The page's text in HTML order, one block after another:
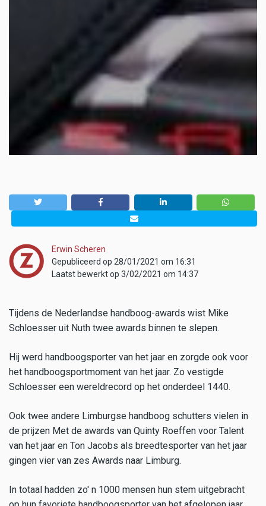
Erwin Scheren
Gepubliceerd op 28/01/2021 om 16:31
Laatst bewerkt op 3/02/2021 om 14:37
Tijdens de Nederlandse handboog-awards wist Mike
Schloesser uit Nuth twee awards binnen te slepen.
Hij werd handboogsporter van het jaar en zorgde ook voor
het handboogsportmoment van het jaar. Zo vestigde
Schloesser een wereldrecord op het onderdeel 1440.
Ook twee andere Limburgse handboog schutters vielen in
de prijzen Met de awards van Quinty Roeffen voor Talent
van het jaar en Ton Jacobs als breedtesporter van het jaar
gingen vier van zes Awards naar Limburg.
In totaal hadden zo' n 1000 mensen hun stem uitgebracht